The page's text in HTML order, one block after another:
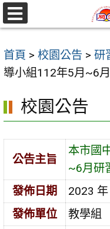
跳
至
要
內
區
選
單
首頁 > 校園公告 > 研
導小組112年5月~6
校園公告
公告主旨
本市國
~6月研
發佈日期
2023
發佈單位
教學組